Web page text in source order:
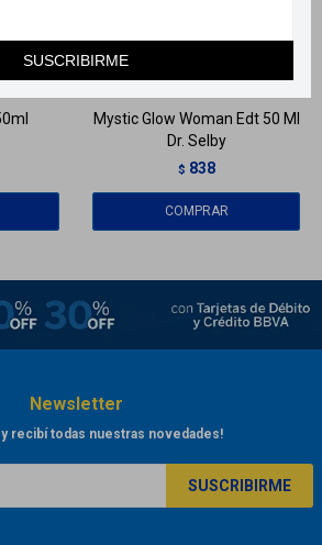
SUSCRIBIRME
Mystic Glow Woman Edt 50 Ml
Dr. Selby
$ 838
Newsletter
recibí todas nuestras novedades!
SUSCRIBIRME